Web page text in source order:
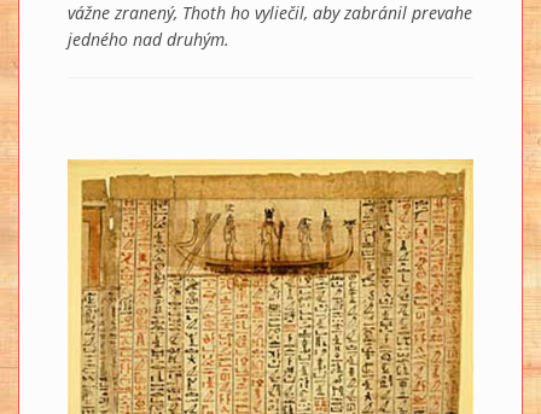
vážne zranený, Thoth ho vyliečil, aby zabránil prevahe
jedného nad druhým.